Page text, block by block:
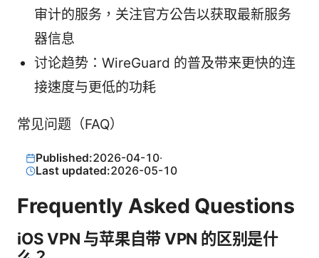
审计的服务，关注官方公告以获取最新服务
器信息
讨论趋势：WireGuard 的普及带来更快的连
接速度与更低的功耗
常见问题（FAQ）
Published:2026-04-10·
Last updated:2026-05-10
Frequently Asked Questions
iOS VPN 与苹果自带 VPN 的区别是什